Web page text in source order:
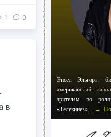
1 0
в
Энсел Эльгорт:
американский
зрителям по
«Телекинез»...
→